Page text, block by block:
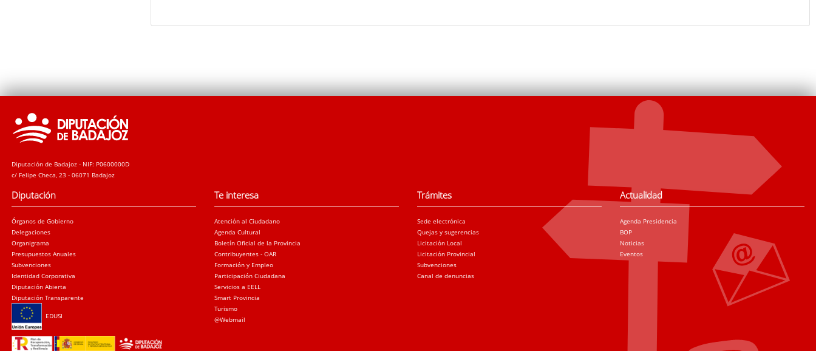
Diputación de Badajoz - NIF: P0600000D
c/ Felipe Checa, 23 - 06071 Badajoz
Diputación
Órganos de Gobierno
Delegaciones
Organigrama
Presupuestos Anuales
Subvenciones
Identidad Corporativa
Diputación Abierta
Diputación Transparente
EDUSI
Te interesa
Atención al Ciudadano
Agenda Cultural
Boletín Oficial de la Provincia
Contribuyentes - OAR
Formación y Empleo
Participación Ciudadana
Servicios a EELL
Smart Provincia
Turismo
@Webmail
Trámites
Sede electrónica
Quejas y sugerencias
Licitación Local
Licitación Provincial
Subvenciones
Canal de denuncias
Actualidad
Agenda Presidencia
BOP
Noticias
Eventos